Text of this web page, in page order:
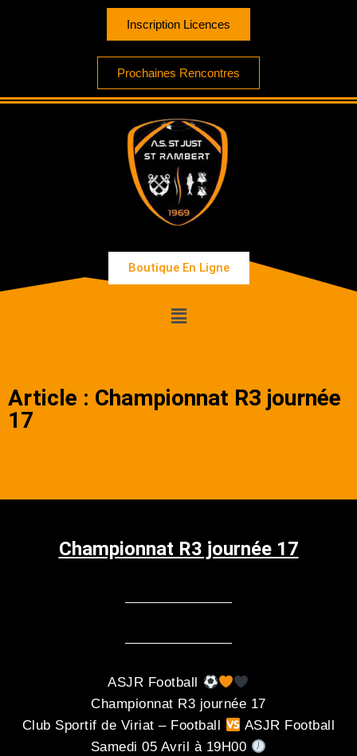
Inscription Licences
Prochaines Rencontres
Boutique En Ligne
Article : Championnat R3 journée
17
Championnat R3 journée 17
ASJR Football
Championnat R3 journée 17
Club Sportif de Viriat – Football
ASJR Football
Samedi 05 Avril à 19H00